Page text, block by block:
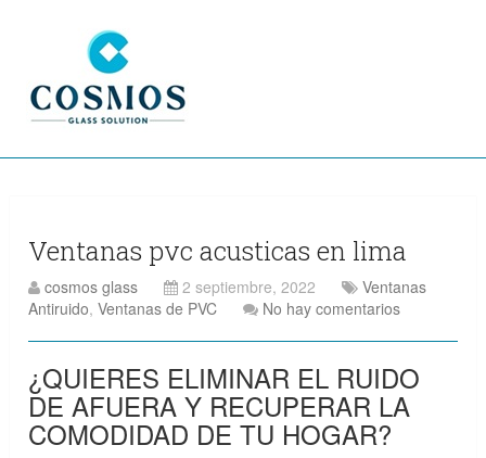
Ventanas pvc acusticas en lima
cosmos glass 2 septiembre, 2022
Ventanas
Antiruido,Ventanas de PVC No hay comentarios
¿QUIERES ELIMINAR EL RUIDO
DE AFUERA Y RECUPERAR LA
COMODIDAD DE TU HOGAR?